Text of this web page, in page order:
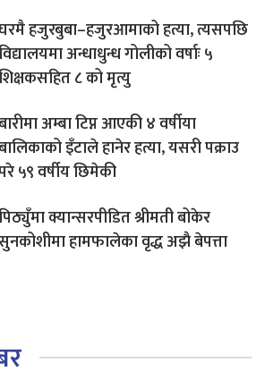
हजुरबुबा–हजुरआमाको हत्या, त्यसपछि
अन्धाधुन्ध गोलीको वर्षाः ५
८ को मृत्यु
अम्बा टिप्न आएकी ४ वर्षीया
इँटाले हानेर हत्या, यसरी पक्राउ
५९ वर्षीय छिमेकी
क्यान्सरपीडित श्रीमती बोकेर
हामफालेका वृद्ध अझै बेपत्ता